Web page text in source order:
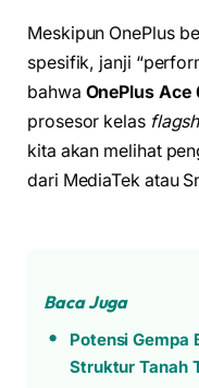
Meskipun OnePlus
spesifik, janji
bahwa OnePlus Ace
prosesor kelas
kita akan melihat
dari MediaTek atau
Baca Juga
Potensi Gempa
Struktur Tanah